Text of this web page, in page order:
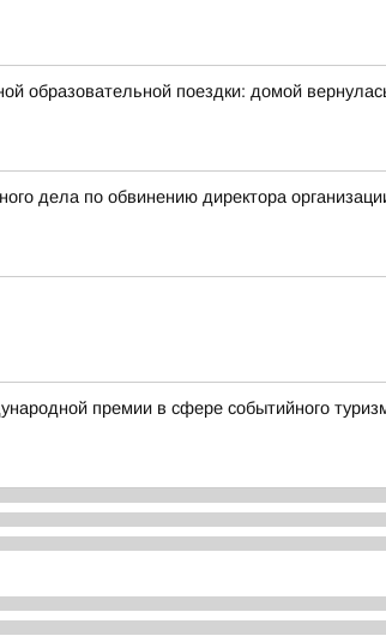
образовательной поездки: домой
дела по обвинению директора
премии в сфере событийного